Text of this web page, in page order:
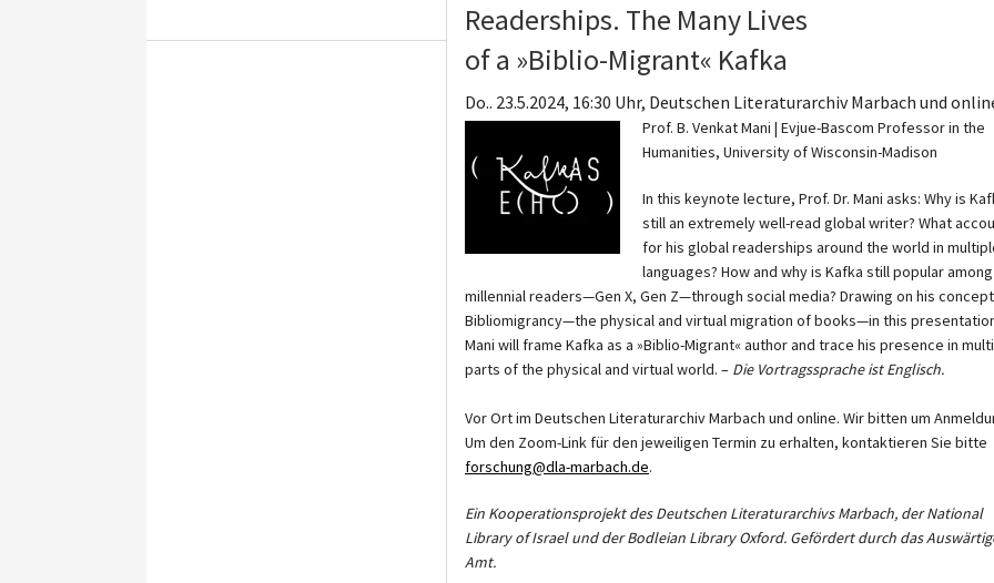
Readerships. The Many Lives
of a »Biblio-Migrant« Kafka
Do.. 23.5.2024, 16:30 Uhr, Deutschen Literaturarchiv Marbach und
Prof. B. Venkat Mani | Evjue-Bascom Professor in the
Humanities, University of Wisconsin-Madison
In this keynote lecture, Prof. Dr. Mani asks: Why is
still an extremely well-read global writer? What
for his global readerships around the world in
languages? How and why is Kafka still popular among
millennial readers—Gen X, Gen Z—through social media? Drawing on his
Bibliomigrancy—the physical and virtual migration of books—in this
Mani will frame Kafka as a »Biblio-Migrant« author and trace his presence in
parts of the physical and virtual world. – Die Vortragssprache ist Englisch.
Vor Ort im Deutschen Literaturarchiv Marbach und online. Wir bitten um
Um den Zoom-Link für den jeweiligen Termin zu erhalten, kontaktieren Sie bitte
forschung@dla-marbach.de.
Ein Kooperationsprojekt des Deutschen Literaturarchivs Marbach, der National
Library of Israel und der Bodleian Library Oxford. Gefördert durch das
Amt.